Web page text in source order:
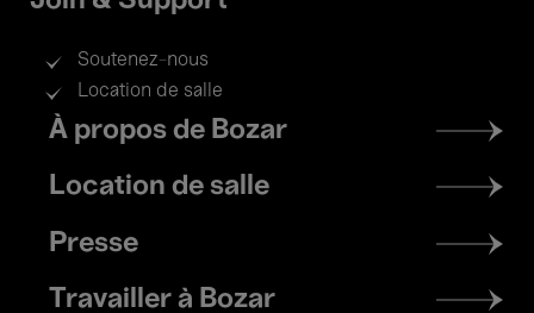
Soutenez-nous
Location de salle
Footer
menu
À propos de Bozar
Location de salle
Presse
Travailler à Bozar